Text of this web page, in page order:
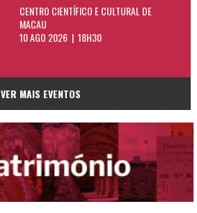
CENTRO CIENTÍFICO E CULTURAL DE
MACAU
10 AGO 2026 | 18H30
VER MAIS EVENTOS